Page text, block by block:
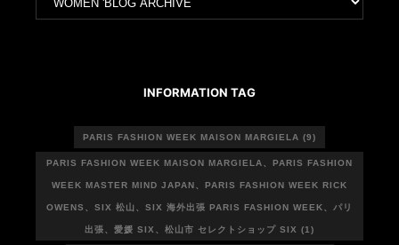
ブ
INFORMATION TAG
PARIS FASHION WEEK MAISON MARGIELA (9)
PARIS FASHION WEEK MAISON MARGIELA、PARIS FASHION
WEEK MASTER MIND JAPAN、PARIS FASHION WEEK RICK
OWENS、SIX 松山、SIX 海外出張 PARIS FASHION WEEK、パリ
出張、愛媛 SIX、松山市 セレクトショップ SIX (1)